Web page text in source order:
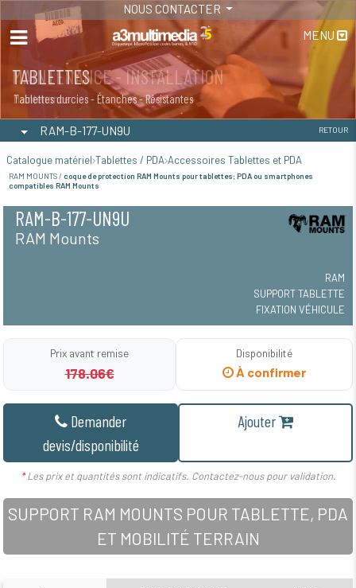
NOUS CONTACTER
MENU
MAINTENANCE - INSTALLATION
Maintenance
TABLETTES
Tablettes durcies - Étanches - Résistantes
RAM-B-177-UN9U RETOUR
Catalogue matériel Tablettes / PDA Accessoires Tablettes et PDA
RAM MOUNTS / coque de protection RAM Mounts pour tablettes; PDA ou smartphones
compatibles RAM Mounts
RAM-B-177-UN9U
RAM Mounts
RAM
SUPPORT TABLETTE
FIXATION VÉHICULE
Prix avant remise
178.06€
Disponibilité
À confirmer
Demander
devis/disponibilité
Ajouter
*Les prix et quantités sont indicatifs. Contactez-nous pour validation.
SUPPORT RAM MOUNTS POUR TABLETTE, PDA
ET MOBILITÉ TERRAIN